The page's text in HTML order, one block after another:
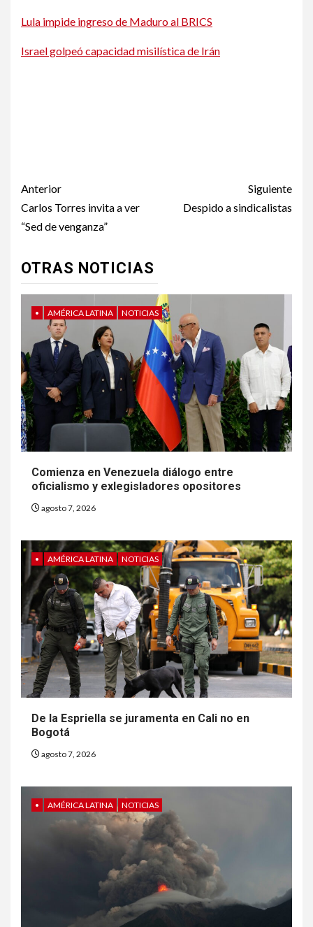
Lula impide ingreso de Maduro al BRICS
Israel golpeó capacidad misilística de Irán
Post
navigation
Anterior
Carlos Torres invita a ver
“Sed de venganza”
Siguiente
Despido a sindicalistas
OTRAS NOTICIAS
• AMÉRICA LATINA NOTICIAS
Comienza en Venezuela diálogo entre
oficialismo y exlegisladores opositores
agosto 7, 2026
• AMÉRICA LATINA NOTICIAS
De la Espriella se juramenta en Cali no en
Bogotá
agosto 7, 2026
• AMÉRICA LATINA NOTICIAS
6
HOGAR Y SALUD
Gas radón exige atención de
compradores e inquilinos
7
• ESTADOS UNIDOS
NOTICIAS
EE. UU. reporta sus primeras
dos muertes por Cyclospora
en Michigan